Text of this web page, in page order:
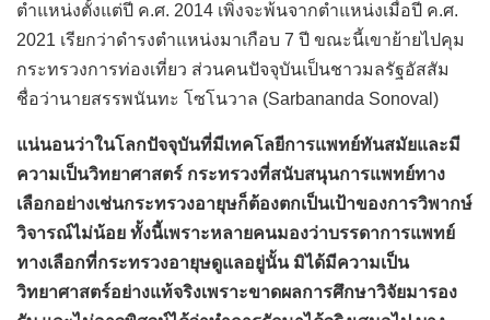
ตำแหน่งตั้งแต่ปี ค.ศ. 2014 เพิ่งจะพ้นจากตำแหน่งเมื่อปี ค.ศ.
2021 เรียกว่าดำรงตำแหน่งมาเกือบ 7 ปี ขณะนี้เขาย้ายไปคุม
กระทรวงการท่องเที่ยว ส่วนคนปัจจุบันเป็นชาวมลรัฐอัสสัม
ชื่อว่านายสรรพนันทะ โซโนวาล (Sarbananda Sonoval)
แน่นอนว่าในโลกปัจจุบันที่มีเทคโลยีการแพทย์ทันสมัยและมี
ความเป็นวิทยาศาสตร์ กระทรวงที่สนับสนุนการแพทย์ทาง
เลือกอย่างเช่นกระทรวงอายุษก็ต้องตกเป็นเป้าของการวิพากษ์
วิจารณ์ไม่น้อย ทั้งนี้เพราะหลายคนมองว่าบรรดาการแพทย์
ทางเลือกที่กระทรวงอายุษดูแลอยู่นั้น มิได้มีความเป็น
วิทยาศาสตร์อย่างแท้จริงเพราะขาดผลการศึกษาวิจัยมารอง